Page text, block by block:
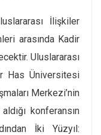
İlişkiler
arasında Kadir
Uluslararası
Has Üniversitesi
Merkezi’nin
konferansın
İki Yüzyıl: